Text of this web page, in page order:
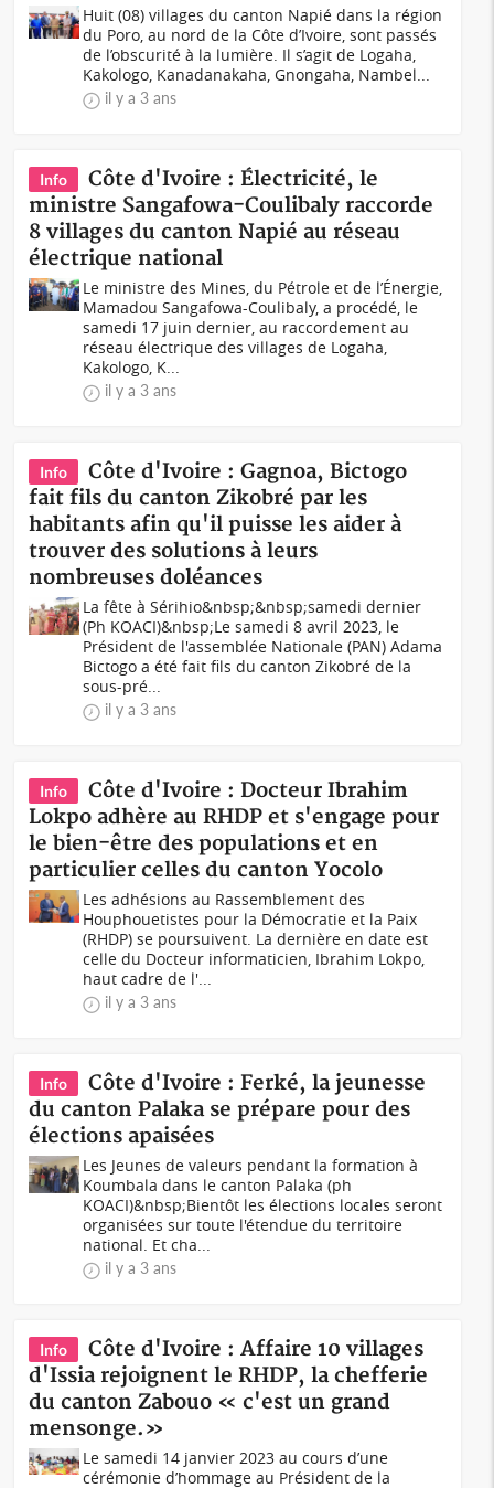
Huit (08) villages du canton Napié dans la région
du Poro, au nord de la Côte d’Ivoire, sont passés
de l’obscurité à la lumière. Il s’agit de Logaha,
Kakologo, Kanadanakaha, Gnongaha, Nambel...
il y a 3 ans
Info
Côte d'Ivoire : Électricité, le
ministre Sangafowa-Coulibaly raccorde
8 villages du canton Napié au réseau
électrique national
Le ministre des Mines, du Pétrole et de l’Énergie,
Mamadou Sangafowa-Coulibaly, a procédé, le
samedi 17 juin dernier, au raccordement au
réseau électrique des villages de Logaha,
Kakologo, K...
il y a 3 ans
Info
Côte d'Ivoire : Gagnoa, Bictogo
fait fils du canton Zikobré par les
habitants afin qu'il puisse les aider à
trouver des solutions à leurs
nombreuses doléances
La fête à Sérihio&nbsp;&nbsp;samedi dernier
(Ph KOACI)&nbsp;Le samedi 8 avril 2023, le
Président de l'assemblée Nationale (PAN) Adama
Bictogo a été fait fils du canton Zikobré de la
sous-pré...
il y a 3 ans
Info
Côte d'Ivoire : Docteur Ibrahim
Lokpo adhère au RHDP et s'engage pour
le bien-être des populations et en
particulier celles du canton Yocolo
Les adhésions au Rassemblement des
Houphouetistes pour la Démocratie et la Paix
(RHDP) se poursuivent. La dernière en date est
celle du Docteur informaticien, Ibrahim Lokpo,
haut cadre de l'...
il y a 3 ans
Info
Côte d'Ivoire : Ferké, la jeunesse
du canton Palaka se prépare pour des
élections apaisées
Les Jeunes de valeurs pendant la formation à
Koumbala dans le canton Palaka (ph
KOACI)&nbsp;Bientôt les élections locales seront
organisées sur toute l'étendue du territoire
national. Et cha...
il y a 3 ans
Info
Côte d'Ivoire : Affaire 10 villages
d'Issia rejoignent le RHDP, la chefferie
du canton Zabouo « c'est un grand
mensonge.»
Le samedi 14 janvier 2023 au cours d’une
cérémonie d’hommage au Président de la